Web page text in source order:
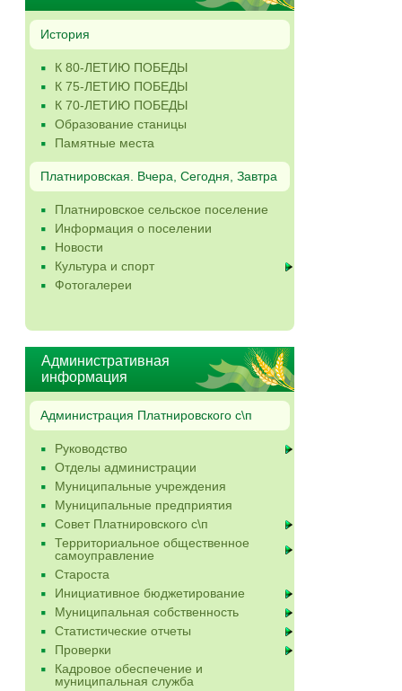
История
К 80-ЛЕТИЮ ПОБЕДЫ
К 75-ЛЕТИЮ ПОБЕДЫ
К 70-ЛЕТИЮ ПОБЕДЫ
Образование станицы
Памятные места
Платнировская. Вчера, Сегодня, Завтра
Платнировское сельское поселение
Информация о поселении
Новости
Культура и спорт
Фотогалереи
Административная
информация
Администрация Платнировского с\п
Руководство
Отделы администрации
Муниципальные учреждения
Муниципальные предприятия
Совет Платнировского с\п
Территориальное общественное
самоуправление
Староста
Инициативное бюджетирование
Муниципальная собственность
Статистические отчеты
Проверки
Кадровое обеспечение и
муниципальная служба